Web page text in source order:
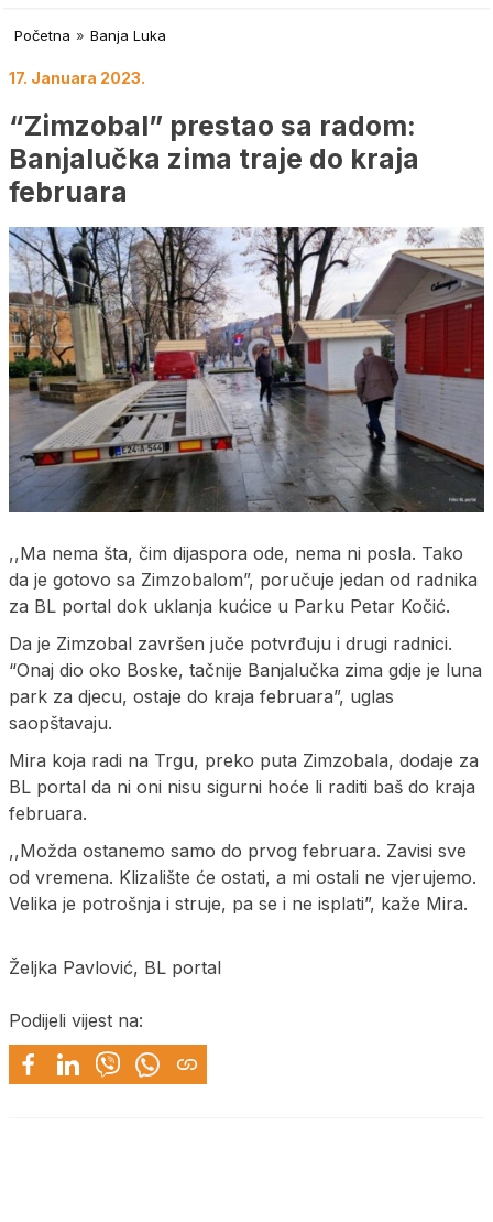
Početna » Banja Luka
17. Januara 2023.
“Zimzobal” prestao sa radom:
Banjalučka zima traje do kraja
februara
,,Ma nema šta, čim dijaspora ode, nema ni posla. Tako
da je gotovo sa Zimzobalom”, poručuje jedan od radnika
za BL portal dok uklanja kućice u Parku Petar Kočić.
Da je Zimzobal završen juče potvrđuju i drugi radnici.
“Onaj dio oko Boske, tačnije Banjalučka zima gdje je luna
park za djecu, ostaje do kraja februara”, uglas
saopštavaju.
Mira koja radi na Trgu, preko puta Zimzobala, dodaje za
BL portal da ni oni nisu sigurni hoće li raditi baš do kraja
februara.
,,Možda ostanemo samo do prvog februara. Zavisi sve
od vremena. Klizalište će ostati, a mi ostali ne vjerujemo.
Velika je potrošnja i struje, pa se i ne isplati”, kaže Mira.
Željka Pavlović, BL portal
Podijeli vijest na: